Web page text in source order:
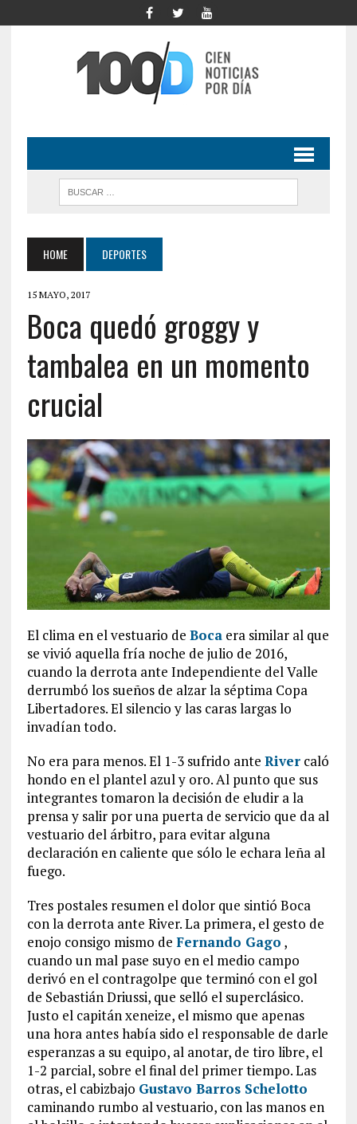
HOME DEPORTES
15 MAYO, 2017
Boca quedó groggy y
tambalea en un momento
crucial
El clima en el vestuario de Bocaera similar al que
se vivió aquella fría noche de julio de 2016,
cuando la derrota ante Independiente del Valle
derrumbó los sueños de alzar la séptima Copa
Libertadores. El silencio y las caras largas lo
invadían todo.
No era para menos. El 1-3 sufrido ante Rivercaló
hondo en el plantel azul y oro. Al punto que sus
integrantes tomaron la decisión de eludir a la
prensa y salir por una puerta de servicio que da al
vestuario del árbitro, para evitar alguna
declaración en caliente que sólo le echara leña al
fuego.
Tres postales resumen el dolor que sintió Boca
con la derrota ante River. La primera, el gesto de
enojo consigo mismo de Fernando Gago ,
cuando un mal pase suyo en el medio campo
derivó en el contragolpe que terminó con el gol
de Sebastián Driussi, que selló el superclásico.
Justo el capitán xeneize, el mismo que apenas
una hora antes había sido el responsable de darle
esperanzas a su equipo, al anotar, de tiro libre, el
1-2 parcial, sobre el final del primer tiempo. Las
otras, el cabizbajo Gustavo Barros Schelotto
caminando rumbo al vestuario, con las manos en